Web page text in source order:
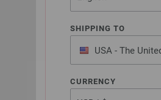
SHIPPING TO
USA - The
of America
CURRENCY